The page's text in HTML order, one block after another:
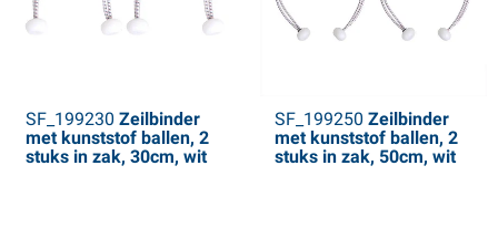
SF_199230 Zeilbinder
met kunststof ballen, 2
stuks in zak, 30cm, wit
SF_199250 Zeilbinder
met kunststof ballen, 2
stuks in zak, 50cm, wit